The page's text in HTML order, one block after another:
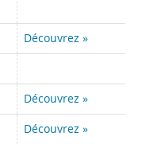
Découvrez »
Découvrez »
Découvrez »